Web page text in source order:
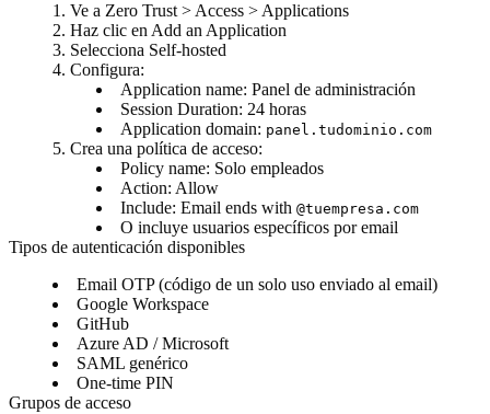
Ve a Zero Trust > Access > Applications
Haz clic en Add an Application
Selecciona Self-hosted
Configura:
Application name: Panel de administración
Session Duration: 24 horas
Application domain: panel.tudominio.com
Crea una política de acceso:
Policy name: Solo empleados
Action: Allow
Include: Email ends with @tuempresa.com
O incluye usuarios específicos por email
Tipos de autenticación disponibles
Email OTP (código de un solo uso enviado al email)
Google Workspace
GitHub
Azure AD / Microsoft
SAML genérico
One-time PIN
Grupos de acceso